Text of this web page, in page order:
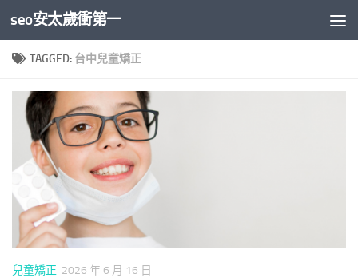
Skip to content
seo安太歲衝第一
TAGGED: 台中兒童矯正
兒童矯正 2026 年 6 月 16 日